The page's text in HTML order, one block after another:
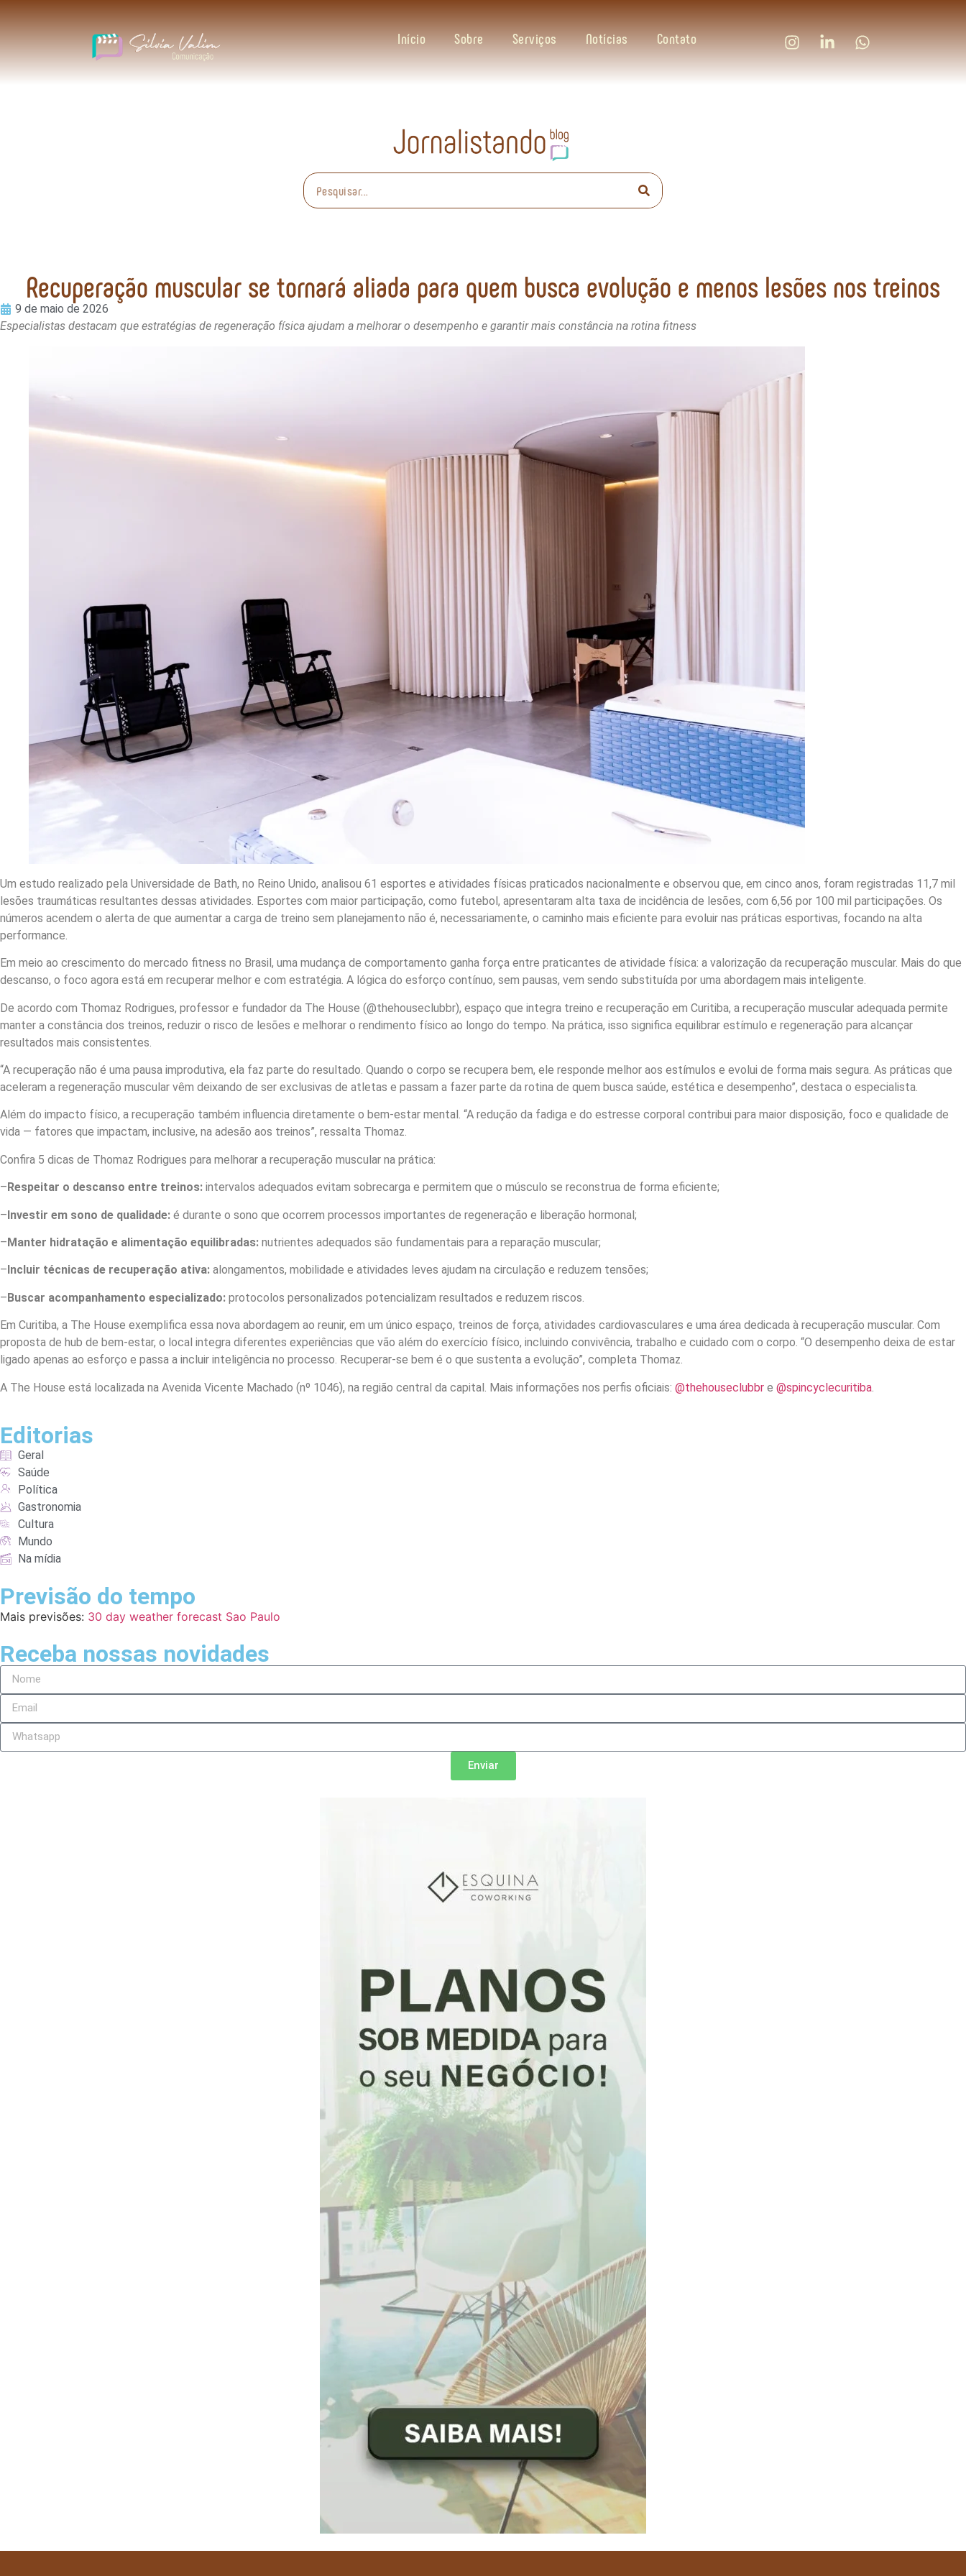
Início Sobre Serviços Notícias Contato
Recuperação muscular se tornará aliada para quem busca evolução e menos lesões nos treinos
9 de maio de 2026
Especialistas destacam que estratégias de regeneração física ajudam a melhorar o desempenho e garantir mais constância na rotina fitness
Um estudo realizado pela Universidade de Bath, no Reino Unido, analisou 61 esportes e atividades físicas praticados nacionalmente e observou que, em cinco anos, foram registradas 11,7 mil
lesões traumáticas resultantes dessas atividades. Esportes com maior participação, como futebol, apresentaram alta taxa de incidência de lesões, com 6,56 por 100 mil participações. Os
números acendem o alerta de que aumentar a carga de treino sem planejamento não é, necessariamente, o caminho mais eficiente para evoluir nas práticas esportivas, focando na alta
performance.
Em meio ao crescimento do mercado fitness no Brasil, uma mudança de comportamento ganha força entre praticantes de atividade física: a valorização da recuperação muscular. Mais do que
descanso, o foco agora está em recuperar melhor e com estratégia. A lógica do esforço contínuo, sem pausas, vem sendo substituída por uma abordagem mais inteligente.
De acordo com Thomaz Rodrigues, professor e fundador da The House (@thehouseclubbr), espaço que integra treino e recuperação em Curitiba, a recuperação muscular adequada permite
manter a constância dos treinos, reduzir o risco de lesões e melhorar o rendimento físico ao longo do tempo. Na prática, isso significa equilibrar estímulo e regeneração para alcançar
resultados mais consistentes.
“A recuperação não é uma pausa improdutiva, ela faz parte do resultado. Quando o corpo se recupera bem, ele responde melhor aos estímulos e evolui de forma mais segura. As práticas que
aceleram a regeneração muscular vêm deixando de ser exclusivas de atletas e passam a fazer parte da rotina de quem busca saúde, estética e desempenho”, destaca o especialista.
Além do impacto físico, a recuperação também influencia diretamente o bem-estar mental. “A redução da fadiga e do estresse corporal contribui para maior disposição, foco e qualidade de
vida — fatores que impactam, inclusive, na adesão aos treinos”, ressalta Thomaz.
Confira 5 dicas de Thomaz Rodrigues para melhorar a recuperação muscular na prática:
– Respeitar o descanso entre treinos: intervalos adequados evitam sobrecarga e permitem que o músculo se reconstrua de forma eficiente;
–Investir em sono de qualidade: é durante o sono que ocorrem processos importantes de regeneração e liberação hormonal;
–Manter hidratação e alimentação equilibradas: nutrientes adequados são fundamentais para a reparação muscular;
– Incluir técnicas de recuperação ativa: alongamentos, mobilidade e atividades leves ajudam na circulação e reduzem tensões;
–Buscar acompanhamento especializado: protocolos personalizados potencializam resultados e reduzem riscos.
Em Curitiba, a The House exemplifica essa nova abordagem ao reunir, em um único espaço, treinos de força, atividades cardiovasculares e uma área dedicada à recuperação muscular. Com
proposta de hub de bem-estar, o local integra diferentes experiências que vão além do exercício físico, incluindo convivência, trabalho e cuidado com o corpo. “O desempenho deixa de estar
ligado apenas ao esforço e passa a incluir inteligência no processo. Recuperar-se bem é o que sustenta a evolução”, completa Thomaz.
A The House está localizada na Avenida Vicente Machado (nº 1046), na região central da capital. Mais informações nos perfis oficiais: @thehouseclubbr e @spincyclecuritiba
Editorias
Geral
Saúde
Política
Gastronomia
Cultura
Mundo
Na mídia
Previsão do tempo
Mais previsões: 30 day weather forecast Sao Paulo
Receba nossas novidades
Enviar